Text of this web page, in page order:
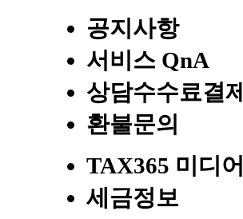
공지사항
서비스 QnA
상담수수료결제
환불문의
TAX365 미디어
세금정보